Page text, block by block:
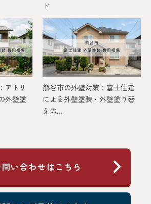
ド
アトリ
外壁塗
熊谷市の外壁対策：富士住建
による外壁塗装・外壁塗り替
えの...
問い合わせはこちら